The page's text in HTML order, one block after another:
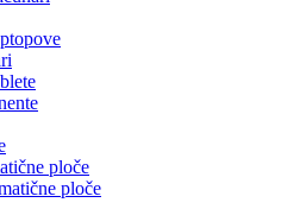
ploče
ploče